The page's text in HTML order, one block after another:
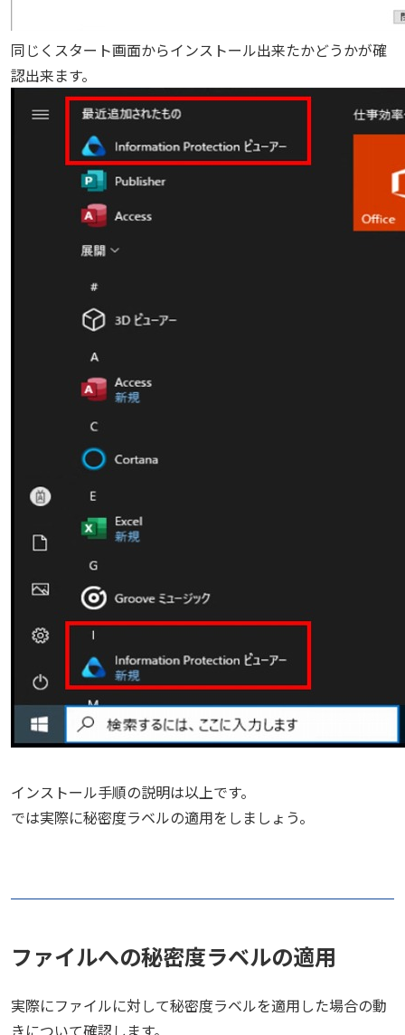
同じくスタート画面からインストール出来たかどうかが確
認出来ます。
インストール手順の説明は以上です。
では実際に秘密度ラベルの適用をしましょう。
ファイルへの秘密度ラベルの適用
実際にファイルに対して秘密度ラベルを適用した場合の動
きについて確認します。